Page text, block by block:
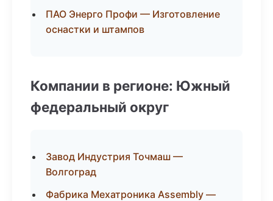
ПАО Энерго Профи — Изготовление
оснастки и штампов
Компании в регионе: Южный
федеральный округ
Завод Индустрия Точмаш —
Волгоград
Фабрика Мехатроника Assembly —